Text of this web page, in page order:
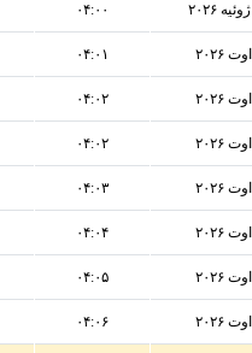
۰۴:۰۰
۰۴:۰۱
۰۴:۰۲
۰۴:۰۲
۰۴:۰۳
۰۴:۰۴
۰۴:۰۵
۰۴:۰۶